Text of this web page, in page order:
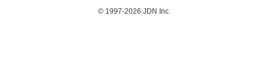
© 1997-2026 JDN Inc.